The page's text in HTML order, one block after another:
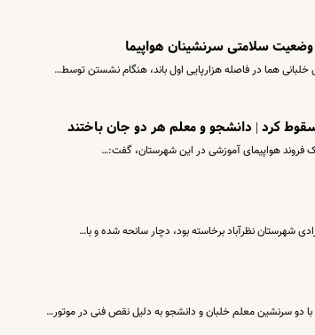
سلامتی سرنشینان هواپیما
کرد | دانشجو و معلم هر دو جان باختند
یک فروند هواپیمای آموزشی در این شهرستان، گفت:…
دو سرنشین معلم خلبان و دانشجو به دلیل نقص فنی در موتور…